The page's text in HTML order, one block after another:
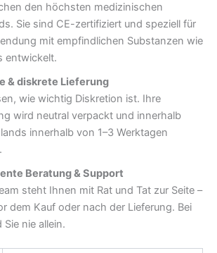
den höchsten medizinischen
Sie sind CE-zertifiziert und speziell für
mit empfindlichen Substanzen wie
entwickelt.
& diskrete Lieferung
wie wichtig Diskretion ist. Ihre
wird neutral verpackt und innerhalb
innerhalb von 1–3 Werktagen
Beratung & Support
steht Ihnen mit Rat und Tat zur Seite –
dem Kauf oder nach der Lieferung. Bei
Sie nie allein.